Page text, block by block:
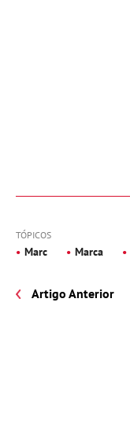
TÓPICOS
Marc Marca
Artigo Anterior